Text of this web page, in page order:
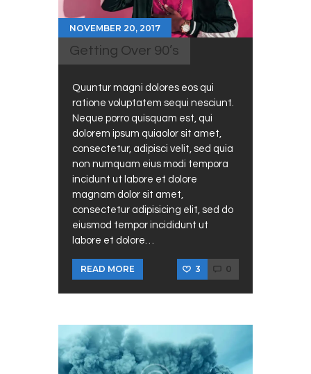
NOVEMBER 20, 2017
Getting Over 90’s
Quuntur magni dolores eos qui
ratione voluptatem sequi nesciunt.
Neque porro quisquam est, qui
dolorem ipsum quiaolor sit amet,
consectetur, adipisci velit, sed quia
non numquam eius modi tempora
incidunt ut labore et dolore
magnam dolor sit amet,
consectetur adipisicing elit, sed do
eiusmod tempor incididunt ut
labore et dolore…
READ MORE 3 0